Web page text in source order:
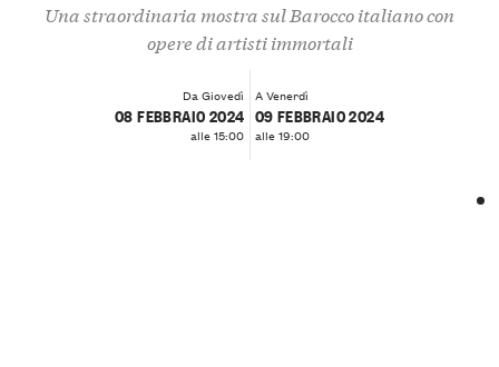
Una straordinaria mostra sul Barocco italiano con
opere di artisti immortali
Da Giovedì
08 FEBBRAIO 2024
alle 15:00
A Venerdì
09 FEBBRAIO 2024
alle 19:00